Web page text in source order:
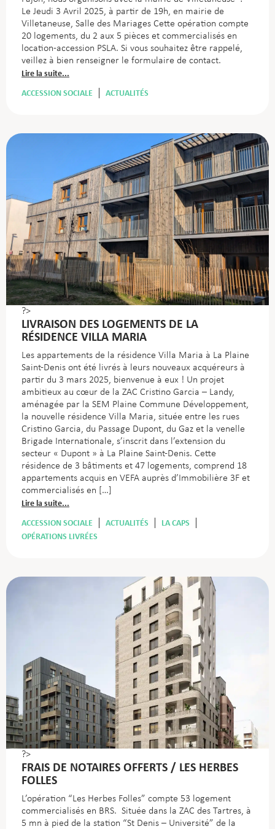
Le Jeudi 3 Avril 2025, à partir de 19h, en mairie de
Villetaneuse, Salle des Mariages Cette opération compte
20 logements, du 2 aux 5 pièces et commercialisés en
location-accession PSLA. Si vous souhaitez être rappelé,
veillez à bien renseigner le formulaire de contact.
Lire la suite...
ACCESSION SOCIALE
ACTUALITÉS
?>
LIVRAISON DES LOGEMENTS DE LA
RÉSIDENCE VILLA MARIA
Les appartements de la résidence Villa Maria à La Plaine
Saint-Denis ont été livrés à leurs nouveaux acquéreurs à
partir du 3 mars 2025, bienvenue à eux ! Un projet
ambitieux au cœur de la ZAC Cristino Garcia – Landy,
aménagée par la SEM Plaine Commune Développement,
la nouvelle résidence Villa Maria, située entre les rues
Cristino Garcia, du Passage Dupont, du Gaz et la venelle
Brigade Internationale, s’inscrit dans l’extension du
secteur « Dupont » à La Plaine Saint-Denis. Cette
résidence de 3 bâtiments et 47 logements, comprend 18
appartements acquis en VEFA auprès d’Immobilière 3F et
commercialisés en […]
Lire la suite...
ACCESSION SOCIALE
ACTUALITÉS
LA CAPS
OPÉRATIONS LIVRÉES
?>
FRAIS DE NOTAIRES OFFERTS / LES HERBES
FOLLES
L’opération “Les Herbes Folles” compte 53 logement
commercialisés en BRS. Située dans la ZAC des Tartres, à
5 mn à pied de la station “St Denis – Université” de la